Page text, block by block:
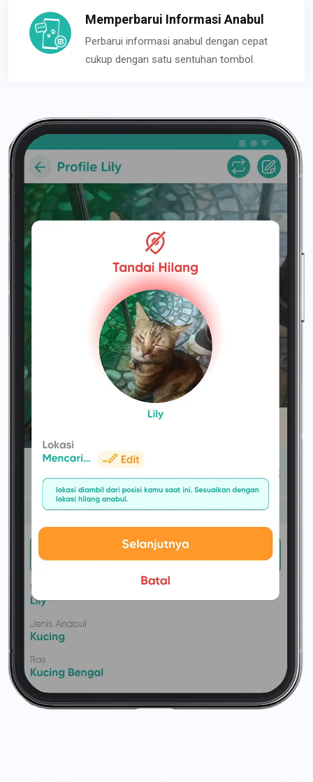
Memperbarui Informasi Anabul
Perbarui informasi anabul dengan cepat
cukup dengan satu sentuhan tombol.